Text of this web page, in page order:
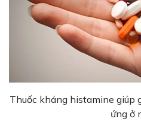
Thuốc kháng histamine giúp
ứng ở